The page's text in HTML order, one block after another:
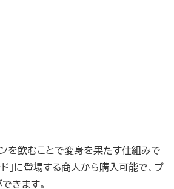
を飲むことで変身を果たす仕組みで
ド」に登場する商人から購入可能で、プ
きます。